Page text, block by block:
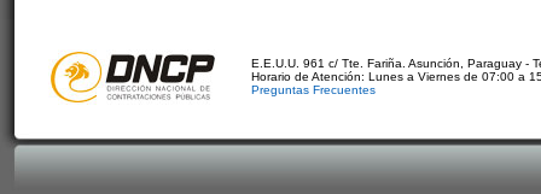
E.E.U.U. 961 c/ Tte. Fariña. Asunción, Paraguay -
Horario de Atención: Lunes a Viernes de 07:00 a
Preguntas Frecuentes